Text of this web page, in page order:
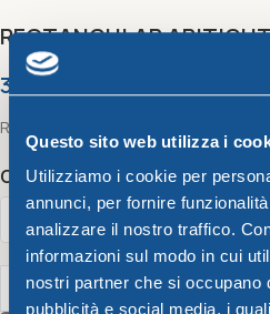
Questo sito web utilizza i
Utilizziamo i cookie per
annunci, per fornire
analizzare il nostro traffico.
informazioni sul modo in cui
nostri partner che si occupano
pubblicità e social media, i
RECTANGULAR
3,93
Rectangular airtight container 2 lt
Color